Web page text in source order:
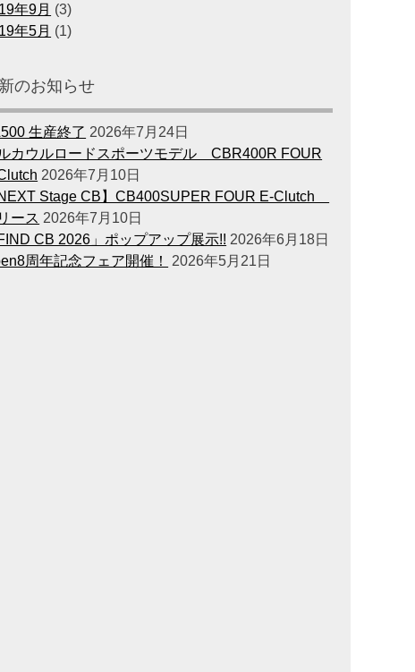
年9月 (3)
年5月 (1)
のお知らせ
生産終了 2026年7月24日
カウルロードスポーツモデル CBR400R FOUR
2026年7月10日
NEXT Stage CB】CB400SUPER FOUR E-Clutch
ース 2026年7月10日
FIND CB 2026」ポップアップ展示!! 2026年6月18日
周年記念フェア開催！
2026年5月21日